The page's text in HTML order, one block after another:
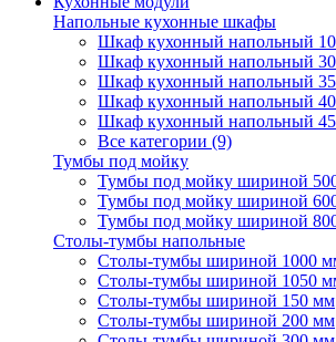
Напольные кухонные шкафы
Шкаф кухонный напольный
Шкаф кухонный напольный
Шкаф кухонный напольный
Шкаф кухонный напольный
Шкаф кухонный напольный
Все категории (9)
Тумбы под мойку
Тумбы под мойку шириной
Тумбы под мойку шириной
Тумбы под мойку шириной
Столы-тумбы напольные
Столы-тумбы шириной 1000
Столы-тумбы шириной 1050
Столы-тумбы шириной 150 мм
Столы-тумбы шириной 200 мм